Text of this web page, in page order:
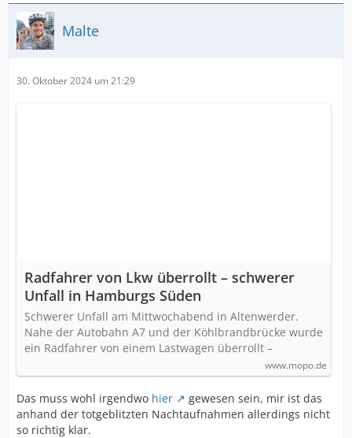
Malte
30. Oktober 2024 um 21:29
Radfahrer von Lkw überrollt – schwerer
Unfall in Hamburgs Süden
Schwerer Unfall am Mittwochabend in Altenwerder.
Nahe der Autobahn A7 und der Köhlbrandbrücke wurde
ein Radfahrer von einem Lastwagen überrollt –
www.mopo.de
Das muss wohl irgendwo hier
gewesen sein, mir ist das
anhand der totgeblitzten Nachtaufnahmen allerdings nicht
so richtig klar.